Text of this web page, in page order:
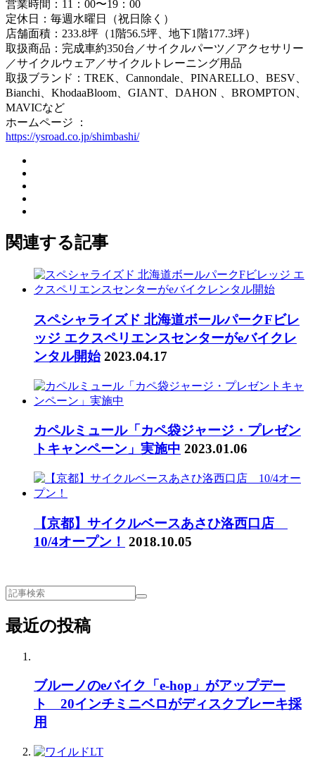
営業時間：11：00〜19：00
定休日：毎週水曜日（祝日除く）
店舗面積：233.8坪（1階56.5坪、地下1階177.3坪）
取扱商品：完成車約350台／サイクルパーツ／アクセサリー
／サイクルウェア／サイクルトレーニング用品
取扱ブランド：TREK、Cannondale、PINARELLO、BESV、
Bianchi、KhodaaBloom、GIANT、DAHON 、BROMPTON、
MAVICなど
ホームページ ：
https://ysroad.co.jp/shimbashi/
関連する記事
スペシャライズド 北海道ボールパークFビレ
ッジ エクスペリエンスセンターがeバイクレ
ンタル開始 2023.04.17
カペルミュール「カペ袋ジャージ・プレゼン
トキャンペーン」実施中 2023.01.06
【京都】サイクルベースあさひ洛西口店
10/4オープン！ 2018.10.05
最近の投稿
ブルーノのeバイク「e-hop」がアップデー
ト 20インチミニベロがディスクブレーキ採
用